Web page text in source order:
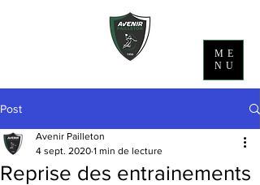
ME
NU
Post
Reprise des entrainements
Avenir Pailleton
4 sept. 2020 1 min de lecture